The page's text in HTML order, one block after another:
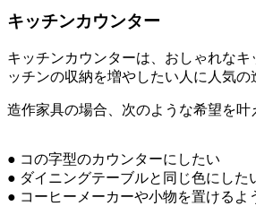
キッチンカウンター
キッチンカウンターは、おしゃれなキ
ッチンの収納を増やしたい人に人気の
造作家具の場合、次のような希望を叶
● コの字型のカウンターにしたい
● ダイニングテーブルと同じ色にした
● コーヒーメーカーや小物を置けるよ